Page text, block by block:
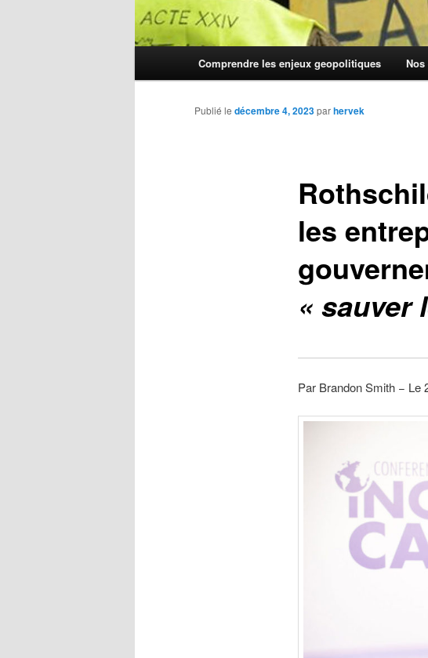
Comprendre les enjeux geopolitiques Nos
les
« sauver
Publié le décembre 4, 2023parhervek
Par Brandon Smith − Le